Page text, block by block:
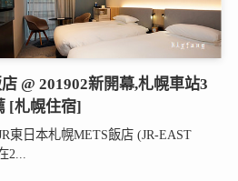
@ 201902新開幕,札幌車站3
[札幌住宿]
東日本札幌METS飯店 (JR-EAST
2...